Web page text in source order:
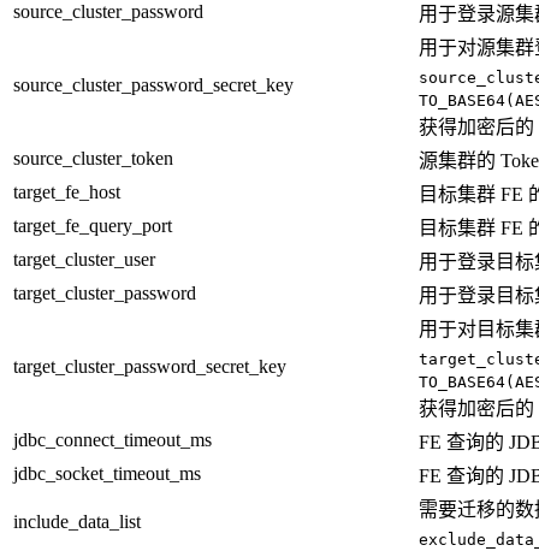
source_cluster_password
用于登录源
source_cluster_password_secret_key
用于对源集
获得加密后的
source_cluster_token
源集群的
target_fe_host
目标集群 FE
target_fe_query_port
目标集群 FE
target_cluster_user
用于登录目
target_cluster_password
用于登录目
target_cluster_password_secret_key
用于对目标
获得加密后的
jdbc_connect_timeout_ms
FE 查询的
jdbc_socket_timeout_ms
FE 查询的
include_data_list
需要迁移的